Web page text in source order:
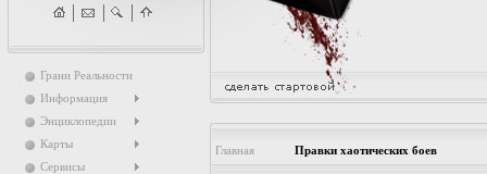
Грани Реальности
Информация
Энциклопедии
Карты
Сервисы
Главная Правки хаотических боев